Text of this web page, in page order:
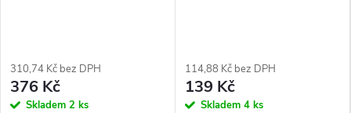
310,74 Kč bez DPH
376 Kč
Skladem 2 ks
114,88 Kč bez DPH
139 Kč
Skladem 4 ks